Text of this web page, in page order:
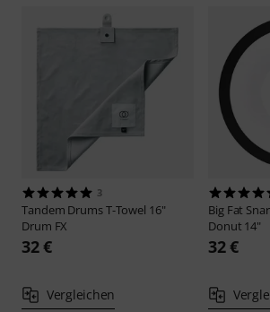
3
Tandem DrumsT-Towel 16"
Drum FX
32 €
Vergleichen
Big Fat
Donut 14"
32 €